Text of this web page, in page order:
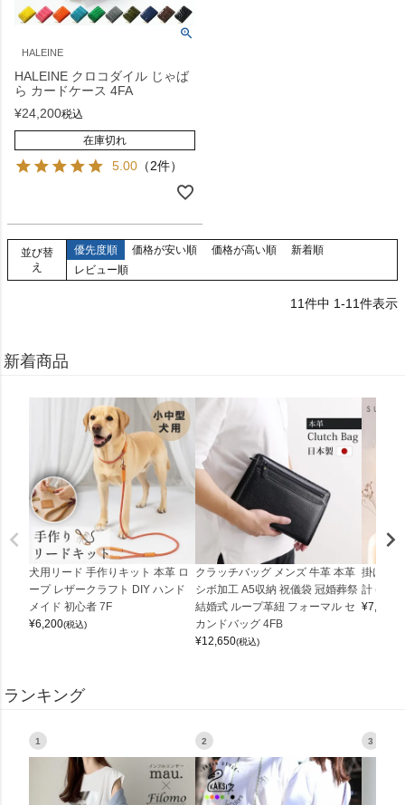
HALEINE
HALEINE クロコダイル じゃば
ら カードケース 4FA
¥24,200税込
在庫切れ
5.00 （2件）
並び替
え
優先度順 価格が安い順 価格が高い順
新着順
レビュー順
11件中 1-11件表示
新着商品
犬用リード 手作りキット 本革 ロ
ープ レザークラフト DIY ハンド
メイド 初心者 7F
¥6,200(税込)
クラッチバッグ メンズ 牛革 本革
シボ加工 A5収納 祝儀袋 冠婚葬祭
結婚式 ループ革紐 フォーマル セ
カンドバッグ 4FB
¥12,650(税込)
掛け時
計
¥7,150
ランキング
1 2 3